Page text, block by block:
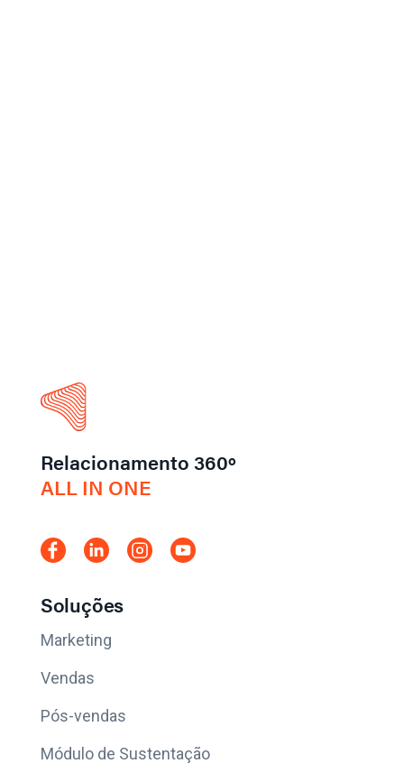
Relacionamento 360º
ALL IN ONE
Soluções
Marketing
Vendas
Pós-vendas
Módulo de Sustentação